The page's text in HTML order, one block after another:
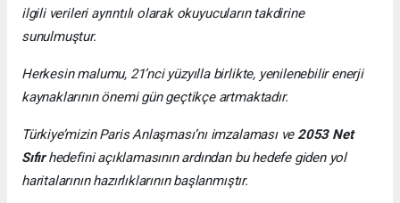
ilgili verileri ayrıntılı olarak okuyucuların takdirine
sunulmuştur.
Herkesin malumu, 21’nci yüzyılla birlikte, yenilenebilir enerji
kaynaklarının önemi gün geçtikçe artmaktadır.
Türkiye’mizin Paris Anlaşması’nı imzalaması ve2053 Net
Sıfırhedefini açıklamasının ardından bu hedefe giden yol
haritalarının hazırlıklarının başlanmıştır.